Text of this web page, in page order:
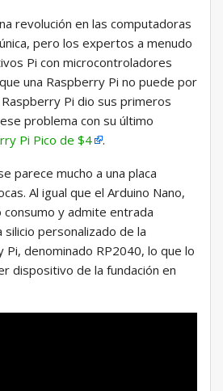
revolución en las computadoras
pero los expertos a menudo
Pi con microcontroladores
una Raspberry Pi no puede por
Raspberry Pi dio sus primeros
problema con su último
Pi Pico de $4 .
parece mucho a una placa
Al igual que el Arduino Nano,
y admite entrada
silicio personalizado de la
Pi, denominado RP2040, lo que lo
dispositivo de la fundación en